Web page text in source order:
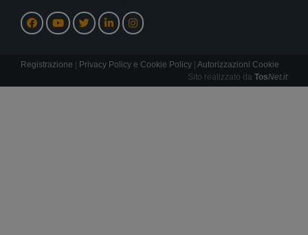
Registrazione | Privacy Policy e Cookie Policy | Autorizzazioni Cookie
Sito realizzato da TosNet.it